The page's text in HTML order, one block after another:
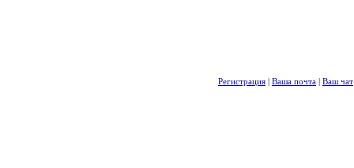
Регистрация | Ваша почта | Ваш чат